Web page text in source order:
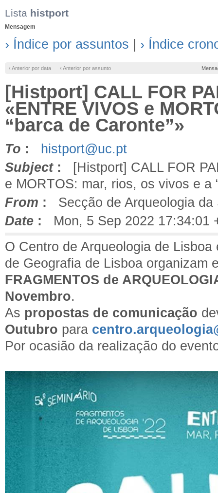
Lista histport
Mensagem
› Índice por assuntos › Índice
‹ Anterior por data ‹ Anterior por assunto
[Histport] CALL FOR
«ENTRE VIVOS e
“barca de Caronte”»
To :
histport@uc.pt
Subject: [Histport] CALL FOR
e MORTOS: mar, rios, os vivos e a
From : Secção de Arqueologia da
Date : Mon, 5 Sep 2022 17:34:01
O Centro de Arqueologia de
de Geografia de Lisboa organizam
FRAGMENTOS de
Novembro.
As propostas de comunicação
Outubro para
Por ocasião da realização do